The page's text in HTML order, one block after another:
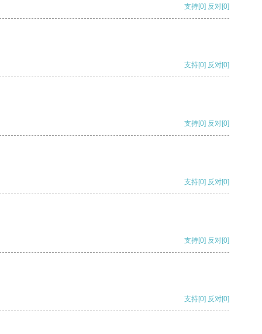
支持[0] 反对[0]
支持[0] 反对[0]
支持[0] 反对[0]
支持[0] 反对[0]
支持[0] 反对[0]
支持[0] 反对[0]